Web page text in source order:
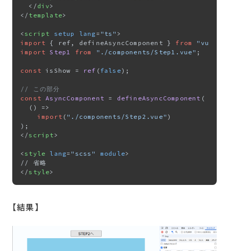
</ div>
</ template>
< script setup lang = "ts" >
import { ref, defineAsyncComponent } from "vue"
import
Step1 from "./components/Step1.vue" ;
const isShow = ref ( false);
// この部分
const
AsyncComponent = defineAsyncComponent (
() =>
import ( "./components/Step2.vue" )
</ script >
< style lang= "scss" module>
</ style>
【結果​】